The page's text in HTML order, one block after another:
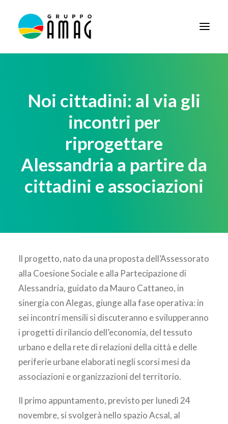
IL GRUPPO
BANDI E AVVISI
SOCIETÀ TRASPARENTE
NEWS
CONTATTI
AREA CLIENTI
Noi cittadini: al via gli
incontri per
riprogettare
Alessandria a partire da
cittadini e associazioni
Il progetto, nato da una proposta dell’Assessorato
alla Coesione Sociale e alla Partecipazione di
Alessandria, guidato da Mauro Cattaneo, in
sinergia con Alegas, giunge alla fase operativa: in
sei incontri mensili si discuteranno e svilupperanno
i progetti di rilancio dell’economia, del tessuto
urbano e della rete di relazioni della città e delle
periferie urbane elaborati negli scorsi mesi da
associazioni e organizzazioni del territorio.
Il primo appuntamento, previsto per lunedì 24
novembre, si svolgerà nello spazio Acsal, al